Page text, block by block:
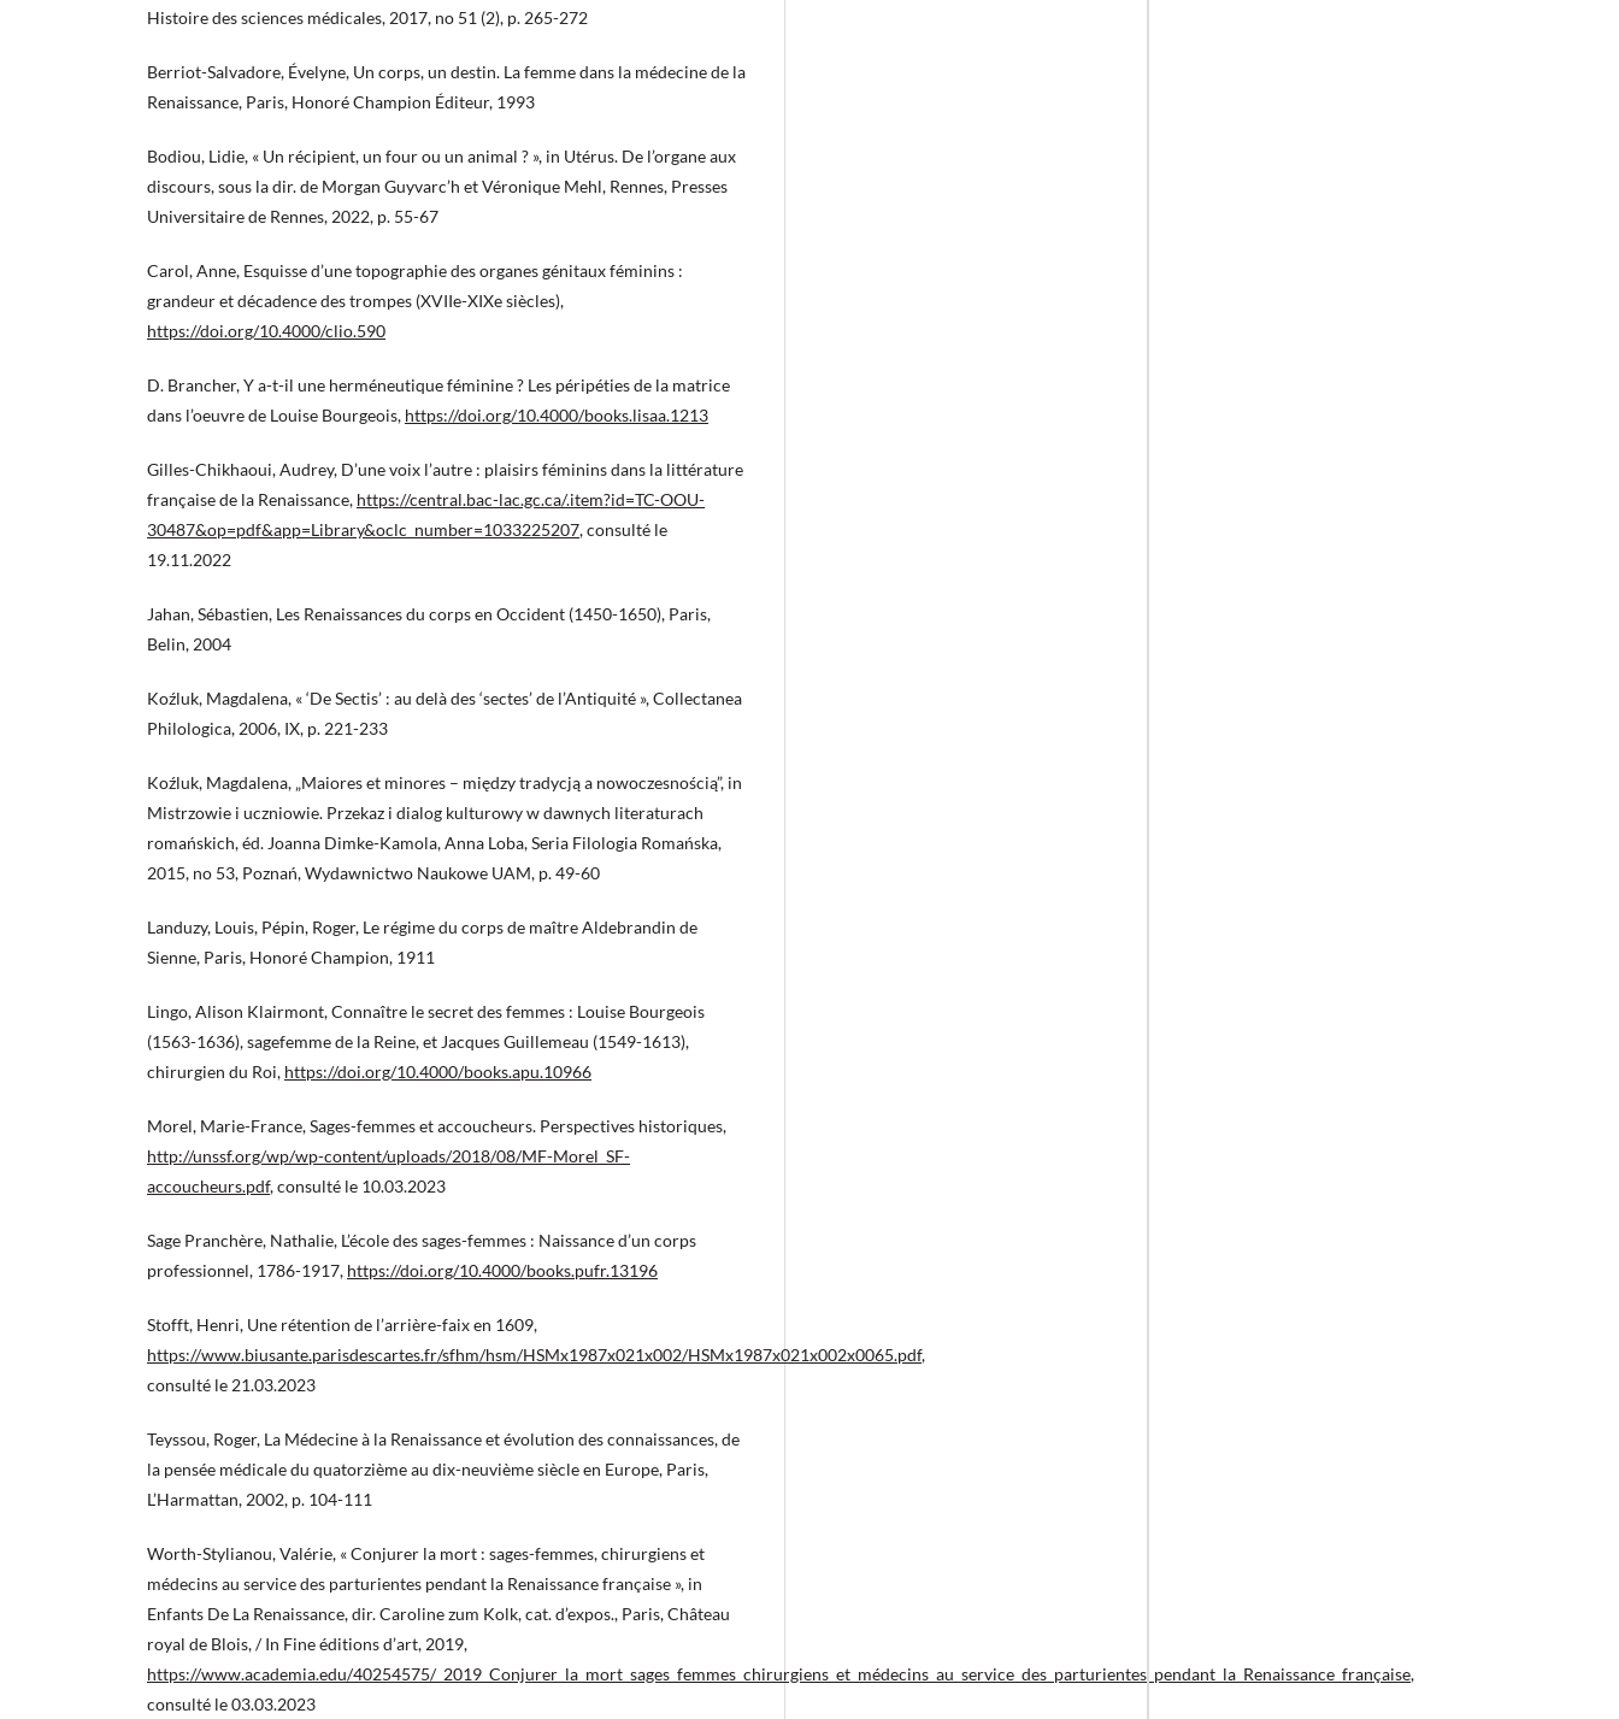
Histoire des sciences médicales, 2017, no 51 (2), p. 265-272
Berriot-Salvadore, Évelyne, Un corps, un destin. La femme dans la médecine de la
Renaissance, Paris, Honoré Champion Éditeur, 1993
Bodiou, Lidie, « Un récipient, un four ou un animal ? », in Utérus. De l’organe aux
discours, sous la dir. de Morgan Guyvarc’h et Véronique Mehl, Rennes, Presses
Universitaire de Rennes, 2022, p. 55-67
Carol, Anne, Esquisse d’une topographie des organes génitaux féminins :
grandeur et décadence des trompes (XVIIe-XIXe siècles),
https://doi.org/10.4000/clio.590
D. Brancher, Y a-t-il une herméneutique féminine ? Les péripéties de la matrice
dans l’oeuvre de Louise Bourgeois, https://doi.org/10.4000/books.lisaa.1213
Gilles-Chikhaoui, Audrey, D’une voix l’autre : plaisirs féminins dans la littérature
française de la Renaissance, https://central.bac-lac.gc.ca/.item?id=TC-OOU-
30487&op=pdf&app=Library&oclc_number=1033225207, consulté le
19.11.2022
Jahan, Sébastien, Les Renaissances du corps en Occident (1450-1650), Paris,
Belin, 2004
Koźluk, Magdalena, « ‘De Sectis’ : au delà des ‘sectes’ de l’Antiquité », Collectanea
Philologica, 2006, IX, p. 221-233
Koźluk, Magdalena, „Maiores et minores – między tradycją a nowoczesnością”, in
Mistrzowie i uczniowie. Przekaz i dialog kulturowy w dawnych literaturach
romańskich, éd. Joanna Dimke-Kamola, Anna Loba, Seria Filologia Romańska,
2015, no 53, Poznań, Wydawnictwo Naukowe UAM, p. 49-60
Landuzy, Louis, Pépin, Roger, Le régime du corps de maître Aldebrandin de
Sienne, Paris, Honoré Champion, 1911
Lingo, Alison Klairmont, Connaître le secret des femmes : Louise Bourgeois
(1563-1636), sagefemme de la Reine, et Jacques Guillemeau (1549-1613),
chirurgien du Roi, https://doi.org/10.4000/books.apu.10966
Morel, Marie-France, Sages-femmes et accoucheurs. Perspectives historiques,
http://unssf.org/wp/wp-content/uploads/2018/08/MF-Morel_SF-
accoucheurs.pdf, consulté le 10.03.2023
Sage Pranchère, Nathalie, L’école des sages-femmes : Naissance d’un corps
professionnel, 1786-1917, https://doi.org/10.4000/books.pufr.13196
Stofft, Henri, Une rétention de l’arrière-faix en 1609,
https://www.biusante.parisdescartes.fr/sfhm/hsm/HSMx1987x021x002/HSMx1987x021x002x0065.pdf,
consulté le 21.03.2023
Teyssou, Roger, La Médecine à la Renaissance et évolution des connaissances, de
la pensée médicale du quatorzième au dix-neuvième siècle en Europe, Paris,
L’Harmattan, 2002, p. 104-111
Worth-Stylianou, Valérie, « Conjurer la mort : sages-femmes, chirurgiens et
médecins au service des parturientes pendant la Renaissance française », in
Enfants De La Renaissance, dir. Caroline zum Kolk, cat. d’expos., Paris, Château
royal de Blois, / In Fine éditions d’art, 2019,
https://www.academia.edu/40254575/_2019_Conjurer_la_mort_sages_femmes_chirurgiens_et_médecins_au_service_des_parturientes_pendant_la_Renaissance_française,
consulté le 03.03.2023